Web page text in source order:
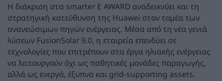
Η διάκριση στα smarter E AWARD αναδεικνύει και τη
στρατηγική κατεύθυνση της Huawei στον τομέα των
ανανεώσιμων πηγών ενέργειας. Μέσα από τη νέα γενιά
λύσεων FusionSolar 9.0, η εταιρεία επενδύει σε
τεχνολογίες που επιτρέπουν στα έργα ηλιακής ενέργειας
να λειτουργούν όχι ως παθητικές μονάδες παραγωγής,
αλλά ως ενεργά, έξυπνα και grid-supporting assets.